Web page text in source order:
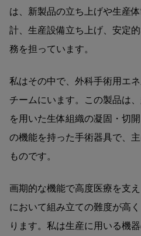
は、新製品の立ち上げや生産
計、生産設備立ち上げ、安定
務を担っています。
私はその中で、外科手術用エ
チームにいます。この製品は
を用いた生体組織の凝固・切
の機能を持った手術器具で、
ものです。
画期的な機能で高度医療を支
において組み立ての難度が高
ります。私は生産に用いる機